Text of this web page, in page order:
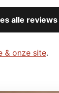
alle
& onze site.